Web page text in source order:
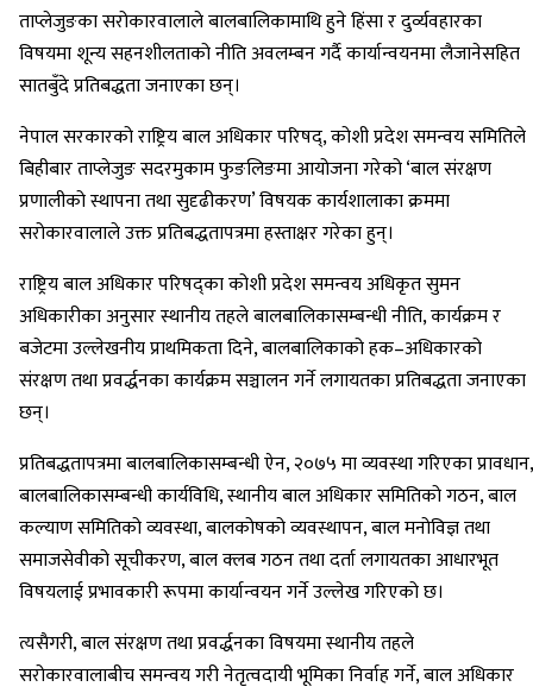
ताप्लेजुङका सरोकारवालाले बालबालिकामाथि हुने हिंसा र दुर्व्यवहारका
विषयमा शून्य सहनशीलताको नीति अवलम्बन गर्दै कार्यान्वयनमा लैजानेसहित
सातबुँदे प्रतिबद्धता जनाएका छन्।
नेपाल सरकारको राष्ट्रिय बाल अधिकार परिषद्, कोशी प्रदेश समन्वय समितिले
बिहीबार ताप्लेजुङ सदरमुकाम फुङलिङमा आयोजना गरेको ‘बाल संरक्षण
प्रणालीको स्थापना तथा सुदृढीकरण’ विषयक कार्यशालाका क्रममा
सरोकारवालाले उक्त प्रतिबद्धतापत्रमा हस्ताक्षर गरेका हुन्।
राष्ट्रिय बाल अधिकार परिषद्का कोशी प्रदेश समन्वय अधिकृत सुमन
अधिकारीका अनुसार स्थानीय तहले बालबालिकासम्बन्धी नीति, कार्यक्रम र
बजेटमा उल्लेखनीय प्राथमिकता दिने, बालबालिकाको हक–अधिकारको
संरक्षण तथा प्रवर्द्धनका कार्यक्रम सञ्चालन गर्ने लगायतका प्रतिबद्धता जनाएका
छन्।
प्रतिबद्धतापत्रमा बालबालिकासम्बन्धी ऐन, २०७५ मा व्यवस्था गरिएका प्रावधान,
बालबालिकासम्बन्धी कार्यविधि, स्थानीय बाल अधिकार समितिको गठन, बाल
कल्याण समितिको व्यवस्था, बालकोषको व्यवस्थापन, बाल मनोविज्ञ तथा
समाजसेवीको सूचीकरण, बाल क्लब गठन तथा दर्ता लगायतका आधारभूत
विषयलाई प्रभावकारी रूपमा कार्यान्वयन गर्ने उल्लेख गरिएको छ।
त्यसैगरी, बाल संरक्षण तथा प्रवर्द्धनका विषयमा स्थानीय तहले
सरोकारवालाबीच समन्वय गरी नेतृत्वदायी भूमिका निर्वाह गर्ने, बाल अधिकार